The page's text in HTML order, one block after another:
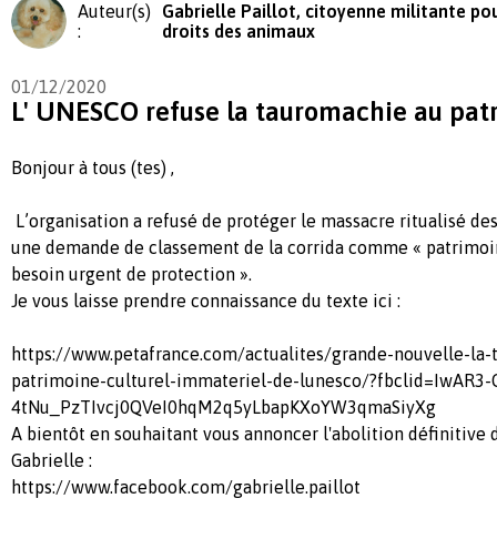
Auteur(s)
:
Gabrielle Paillot, citoyenne militante
droits des animaux
01/12/2020
L' UNESCO refuse la tauromachie au
Bonjour à tous (tes) ,
L’organisation a refusé de protéger le massacre ritualisé
une demande de classement de la corrida comme «
besoin urgent de protection ».
Je vous laisse prendre connaissance du texte ici :
https://www.petafrance.com/actualites/grande-nouvelle-
patrimoine-culturel-immateriel-de-lunesco/?fbclid=IwAR3-
4tNu_PzTIvcj0QVeI0hqM2q5yLbapKXoYW3qmaSiyXg
A bientôt en souhaitant vous annoncer l'abolition définitive
Gabrielle :
https://www.facebook.com/gabrielle.paillot